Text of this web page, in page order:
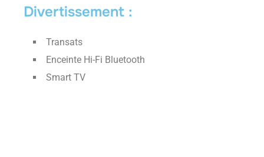
Divertissement :
Transats
Enceinte Hi-Fi Bluetooth
Smart TV